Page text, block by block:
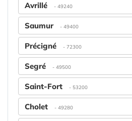
Avrillé - 49240
Saumur - 49400
Précigné - 72300
Segré - 49500
Saint-Fort - 53200
Cholet - 49280